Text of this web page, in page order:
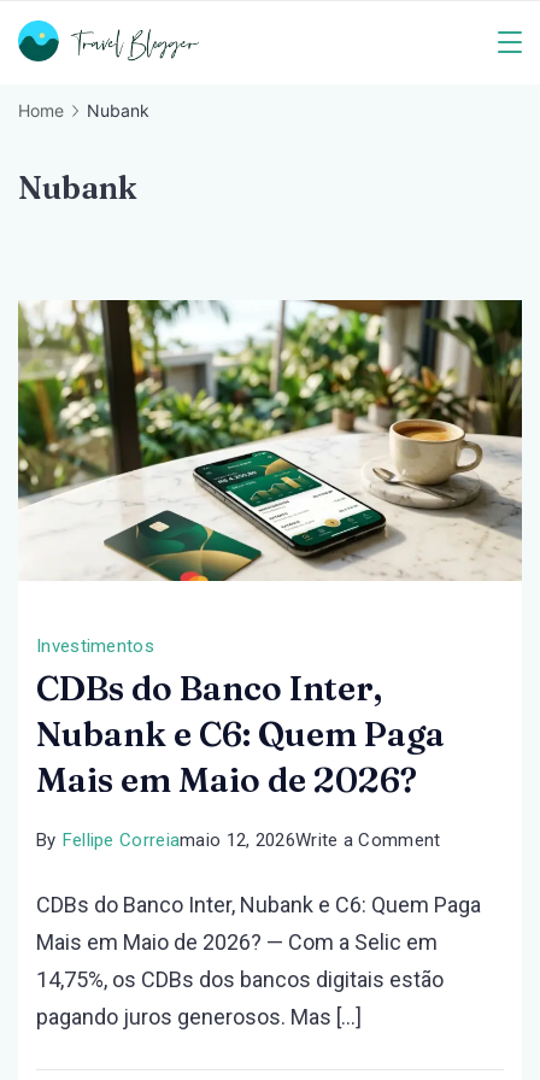
Skip
Home Nubank
Nubank
Investimentos
CDBs do Banco Inter,
Nubank e C6: Quem Paga
Mais em Maio de 2026?
By Fellipe Correiamaio 12, 2026Write a Commenton
do
Inter,
CDBs do Banco Inter, Nubank e C6: Quem Paga
Mais em Maio de 2026? — Com a Selic em
14,75%, os CDBs dos bancos digitais estão
pagando juros generosos. Mas […]